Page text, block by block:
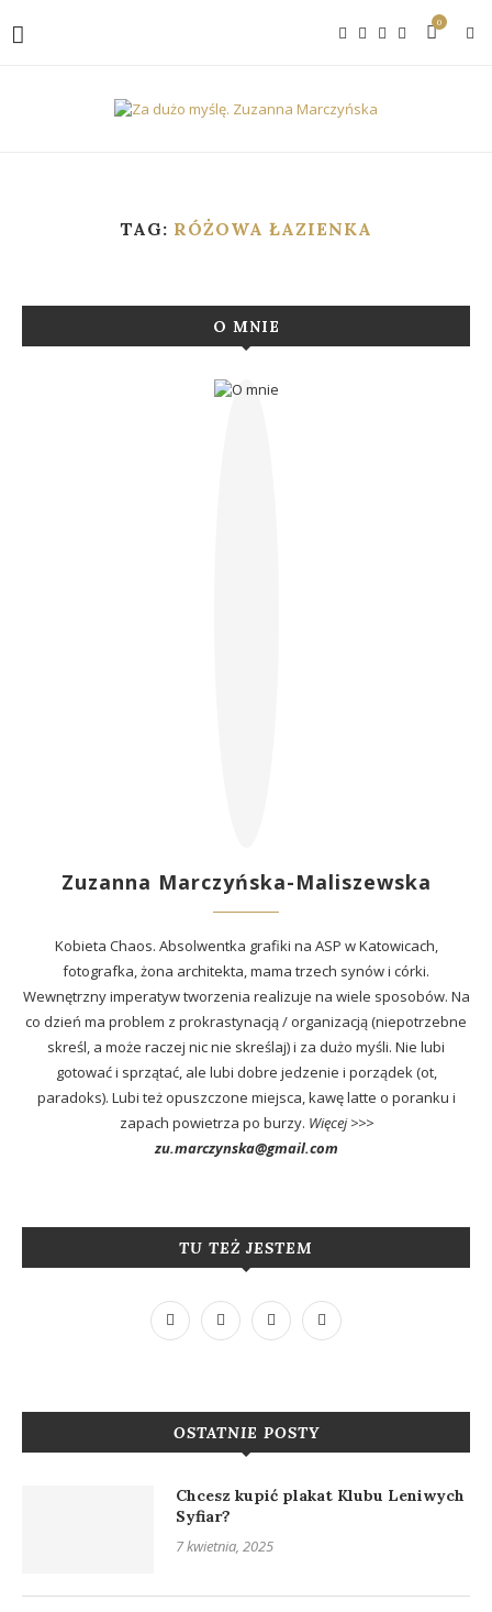
0
TAG: RÓŻOWA ŁAZIENKA
O MNIE
Zuzanna Marczyńska-Maliszewska
Kobieta Chaos. Absolwentka grafiki na ASP w Katowicach,
fotografka, żona architekta, mama trzech synów i córki.
Wewnętrzny imperatyw tworzenia realizuje na wiele sposobów. Na
co dzień ma problem z prokrastynacją / organizacją (niepotrzebne
skreśl, a może raczej nic nie skreślaj) i za dużo myśli. Nie lubi
gotować i sprzątać, ale lubi dobre jedzenie i porządek (ot,
paradoks). Lubi też opuszczone miejsca, kawę latte o poranku i
zapach powietrza po burzy. Więcej >>>
zu.marczynska@gmail.com
TU TEŻ JESTEM
OSTATNIE POSTY
Chcesz kupić plakat Klubu Leniwych
Syfiar?
7 kwietnia, 2025